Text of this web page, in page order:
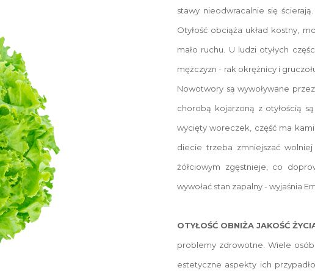
stawy nieodwracalnie się
Otyłość obciąża układ kostny,
mało ruchu. U ludzi otyłych
mężczyzn - rak okrężnicy i
Nowotwory są wywoływane
chorobą kojarzoną z otyłością
wycięty woreczek, część ma
diecie trzeba zmniejszać
żółciowym zgęstnieje, co
wywołać stan zapalny - wyjaśnia
OTYŁOŚĆ OBNIŻA JAKOŚĆ
problemy zdrowotne. Wiele
estetyczne aspekty ich